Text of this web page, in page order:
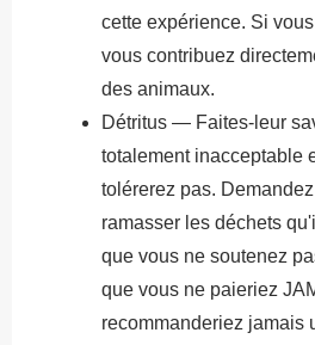
cette expérience. Si
vous contribuez
des animaux.
Détritus — Faites-leur
totalement inacceptable
tolérerez pas.
ramasser les déchets
que vous ne soutenez
que vous ne paieriez
recommanderiez jamais